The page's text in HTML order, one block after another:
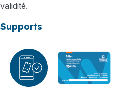
validité.
Supports